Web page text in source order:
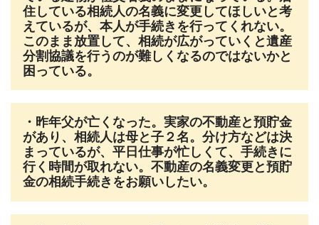
住している相続人の名義に変更してほしいと考
えているが、本人が手続きを行ってくれない。
このまま放置して、相続が広がっていくと遺産
分割協議を行うのが難しくなるのではないかと
困っている。
・昨年父が亡くなった。実家の不動産と預貯金
があり、相続人は母と子２名。分け方などは決
まっているが、平日仕事が忙しくて、手続きに
行く時間が取れない。不動産の名義変更と預貯
金の相続手続きをお願いしたい。